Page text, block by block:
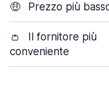
🤑 Prezzo più
👛
Il fornitore più
conveniente